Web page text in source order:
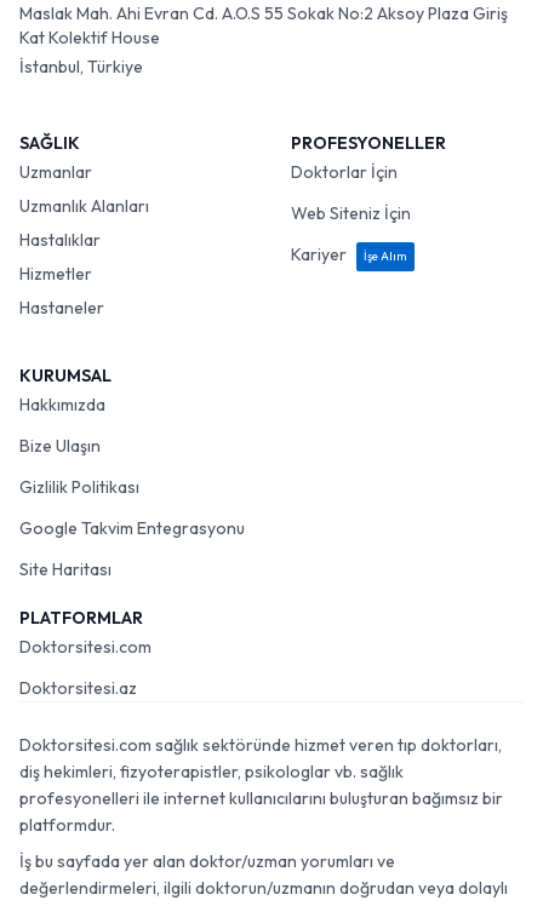
Maslak Mah. Ahi Evran Cd. A.O.S 55 Sokak No:2 Aksoy Plaza Giriş
Kat Kolektif House
İstanbul, Türkiye
SAĞLIK
Uzmanlar
Uzmanlık Alanları
Hastalıklar
Hizmetler
Hastaneler
PROFESYONELLER
Doktorlar İçin
Web Siteniz İçin
Kariyer
İşe Alım
KURUMSAL
Hakkımızda
Bize Ulaşın
Gizlilik Politikası
Google Takvim Entegrasyonu
Site Haritası
PLATFORMLAR
Doktorsitesi.com
Doktorsitesi.az
Doktorsitesi.com sağlık sektöründe hizmet veren tıp doktorları,
diş hekimleri, fizyoterapistler, psikologlar vb. sağlık
profesyonelleri ile internet kullanıcılarını buluşturan bağımsız bir
platformdur.
İş bu sayfada yer alan doktor/uzman yorumları ve
değerlendirmeleri, ilgili doktorun/uzmanın doğrudan veya dolaylı